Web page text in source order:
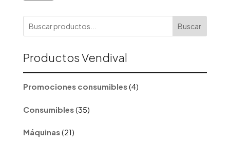
Buscar
Productos Vendival
Promociones consumibles 44
productos
Consumibles 35
productos
Máquinas 2121
productos